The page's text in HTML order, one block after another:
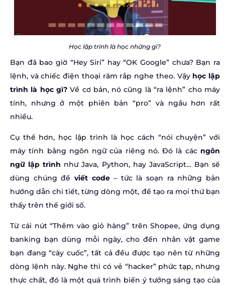
Học lập trình là học những gì?
Bạn đã bao giờ “Hey Siri” hay “OK Google” chưa? Bạn ra
lệnh, và chiếc điện thoại răm rắp nghe theo. Vậy học lập
trình là học gì?Về cơ bản, nó cũng là “ra lệnh” cho máy
tính, nhưng ở một phiên bản “pro” và ngầu hơn rất
nhiều.
Cụ thể hơn, học lập trình là học cách “nói chuyện” với
máy tính bằng ngôn ngữ của riêng nó. Đó là các ngôn
ngữ lập trình như Java, Python, hay JavaScript… Bạn sẽ
dùng chúng để viết code– tức là soạn ra những bản
hướng dẫn chi tiết, từng dòng một, để tạo ra mọi thứ bạn
thấy trên thế giới số.
Từ cái nút “Thêm vào giỏ hàng” trên Shopee, ứng dụng
banking bạn dùng mỗi ngày, cho đến nhân vật game
bạn đang “cày cuốc”, tất cả đều được tạo nên từ những
dòng lệnh này. Nghe thì có vẻ “hacker” phức tạp, nhưng
thực chất, đó là một quá trình biến ý tưởng sáng tạo của